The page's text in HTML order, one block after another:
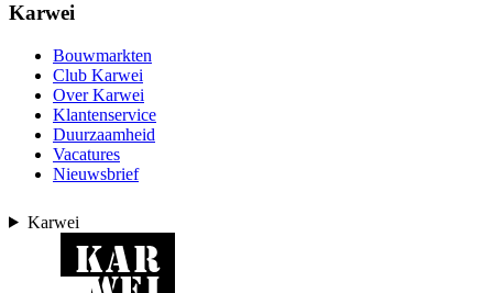
Karwei
Bouwmarkten
Club Karwei
Over Karwei
Klantenservice
Duurzaamheid
Vacatures
Nieuwsbrief
Karwei